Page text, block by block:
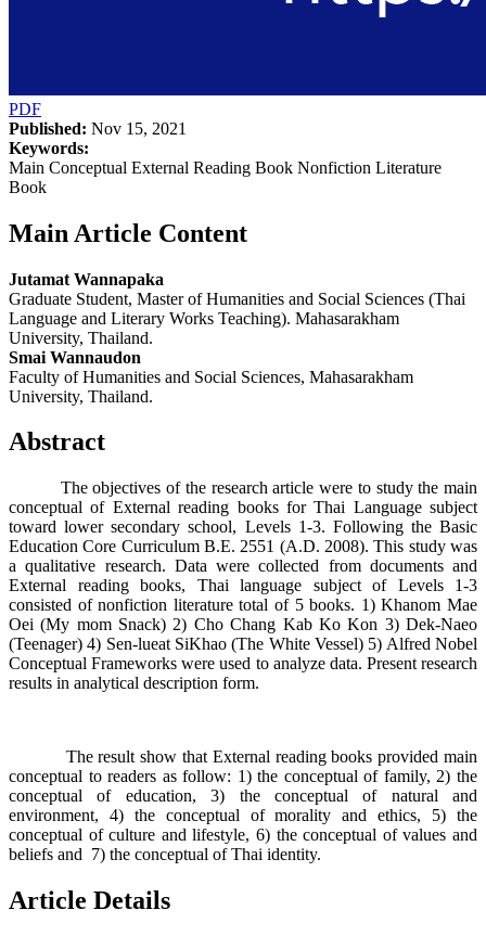
PDF
Published: Nov 15, 2021
Keywords:
Main Conceptual External Reading Book Nonfiction Literature
Book
Main Article Content
Jutamat Wannapaka
Graduate Student, Master of Humanities and Social Sciences (Thai
Language and Literary Works Teaching). Mahasarakham
University, Thailand.
Smai Wannaudon
Faculty of Humanities and Social Sciences, Mahasarakham
University, Thailand.
Abstract
The objectives of the research article were to study the main
conceptual of External reading books for Thai Language subject
toward lower secondary school, Levels 1-3. Following the Basic
Education Core Curriculum B.E. 2551 (A.D. 2008). This study was
a qualitative research. Data were collected from documents and
External reading books, Thai language subject of Levels 1-3
consisted of nonfiction literature total of 5 books. 1) Khanom Mae
Oei (My mom Snack) 2) Cho Chang Kab Ko Kon 3) Dek-Naeo
(Teenager) 4) Sen-lueat SiKhao (The White Vessel) 5) Alfred Nobel
Conceptual Frameworks were used to analyze data. Present research
results in analytical description form.
The result show that External reading books provided main
conceptual to readers as follow: 1) the conceptual of family, 2) the
conceptual of education, 3) the conceptual of natural and
environment, 4) the conceptual of morality and ethics, 5) the
conceptual of culture and lifestyle, 6) the conceptual of values ​​and
beliefs and 7) the conceptual of Thai identity.
Article Details